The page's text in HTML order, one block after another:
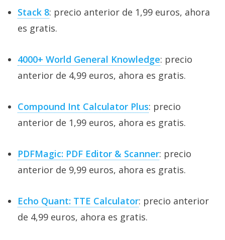
Stack 8: precio anterior de 1,99 euros, ahora
es gratis.
4000+ World General Knowledge: precio
anterior de 4,99 euros, ahora es gratis.
Compound Int Calculator Plus: precio
anterior de 1,99 euros, ahora es gratis.
PDFMagic: PDF Editor & Scanner: precio
anterior de 9,99 euros, ahora es gratis.
Echo Quant: TTE Calculator: precio anterior
de 4,99 euros, ahora es gratis.